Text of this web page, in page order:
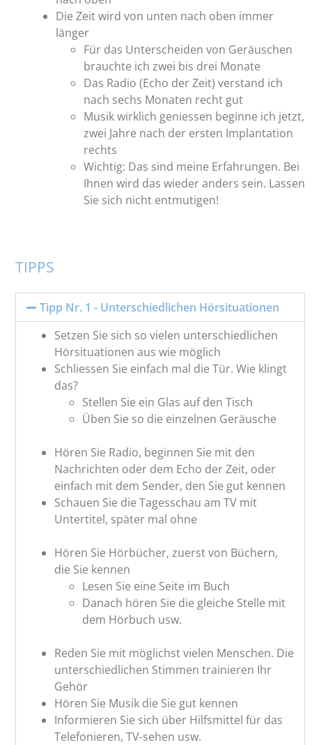
Die Zeit wird von unten nach oben immer
länger
Für das Unterscheiden von Geräuschen
brauchte ich zwei bis drei Monate
Das Radio (Echo der Zeit) verstand ich
nach sechs Monaten recht gut
Musik wirklich geniessen beginne ich jetzt,
zwei Jahre nach der ersten Implantation
rechts
Wichtig: Das sind meine Erfahrungen. Bei
Ihnen wird das wieder anders sein. Lassen
Sie sich nicht entmutigen!
TIPPS
Tipp Nr. 1 - Unterschiedlichen Hörsituationen
Setzen Sie sich so vielen unterschiedlichen
Hörsituationen aus wie möglich
Schliessen Sie einfach mal die Tür. Wie klingt
das?
Stellen Sie ein Glas auf den Tisch
Üben Sie so die einzelnen Geräusche
Hören Sie Radio, beginnen Sie mit den
Nachrichten oder dem Echo der Zeit, oder
einfach mit dem Sender, den Sie gut kennen
Schauen Sie die Tagesschau am TV mit
Untertitel, später mal ohne
Hören Sie Hörbücher, zuerst von Büchern,
die Sie kennen
Lesen Sie eine Seite im Buch
Danach hören Sie die gleiche Stelle mit
dem Hörbuch usw.
Reden Sie mit möglichst vielen Menschen. Die
unterschiedlichen Stimmen trainieren Ihr
Gehör
Hören Sie Musik die Sie gut kennen
Informieren Sie sich über Hilfsmittel für das
Telefonieren, TV-sehen usw.